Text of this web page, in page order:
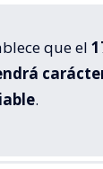
que el
.